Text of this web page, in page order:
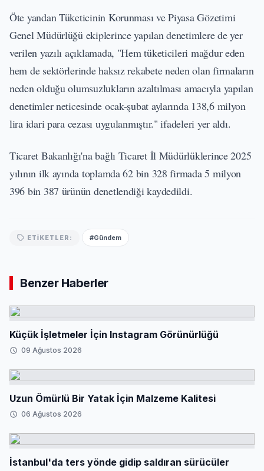
Öte yandan Tüketicinin Korunması ve Piyasa Gözetimi
Genel Müdürlüğü ekiplerince yapılan denetimlere de yer
verilen yazılı açıklamada, "Hem tüketicileri mağdur eden
hem de sektörlerinde haksız rekabete neden olan firmaların
neden olduğu olumsuzlukların azaltılması amacıyla yapılan
denetimler neticesinde ocak-şubat aylarında 138,6 milyon
lira idari para cezası uygulanmıştır." ifadeleri yer aldı.
Ticaret Bakanlığı'na bağlı Ticaret İl Müdürlüklerince 2025
yılının ilk ayında toplamda 62 bin 328 firmada 5 milyon
396 bin 387 ürünün denetlendiği kaydedildi.
ETIKETLER: #Gündem
Benzer Haberler
Küçük İşletmeler İçin Instagram Görünürlüğü
09 Ağustos 2026
Uzun Ömürlü Bir Yatak İçin Malzeme Kalitesi
06 Ağustos 2026
İstanbul'da ters yönde gidip saldıran sürücüler